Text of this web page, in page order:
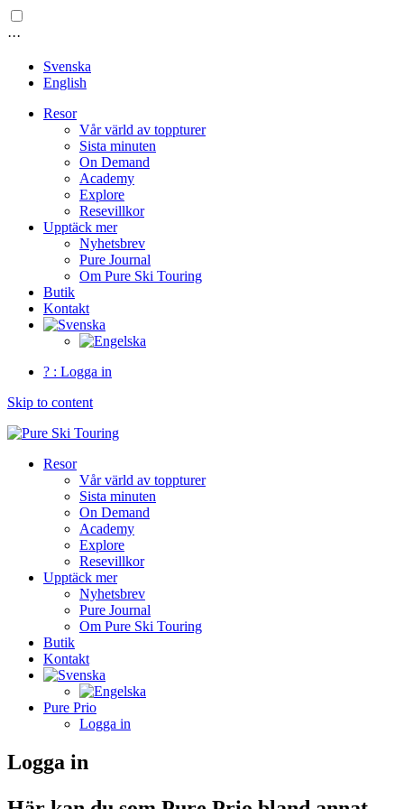
···
Svenska
English
Resor
Vår värld av toppturer
Sista minuten
On Demand
Academy
Explore
Resevillkor
Upptäck mer
Nyhetsbrev
Pure Journal
Om Pure Ski Touring
Butik
Kontakt
? : Logga in
Skip to content
Resor
Vår värld av toppturer
Sista minuten
On Demand
Academy
Explore
Resevillkor
Upptäck mer
Nyhetsbrev
Pure Journal
Om Pure Ski Touring
Butik
Kontakt
Pure Prio
Logga in
Logga in